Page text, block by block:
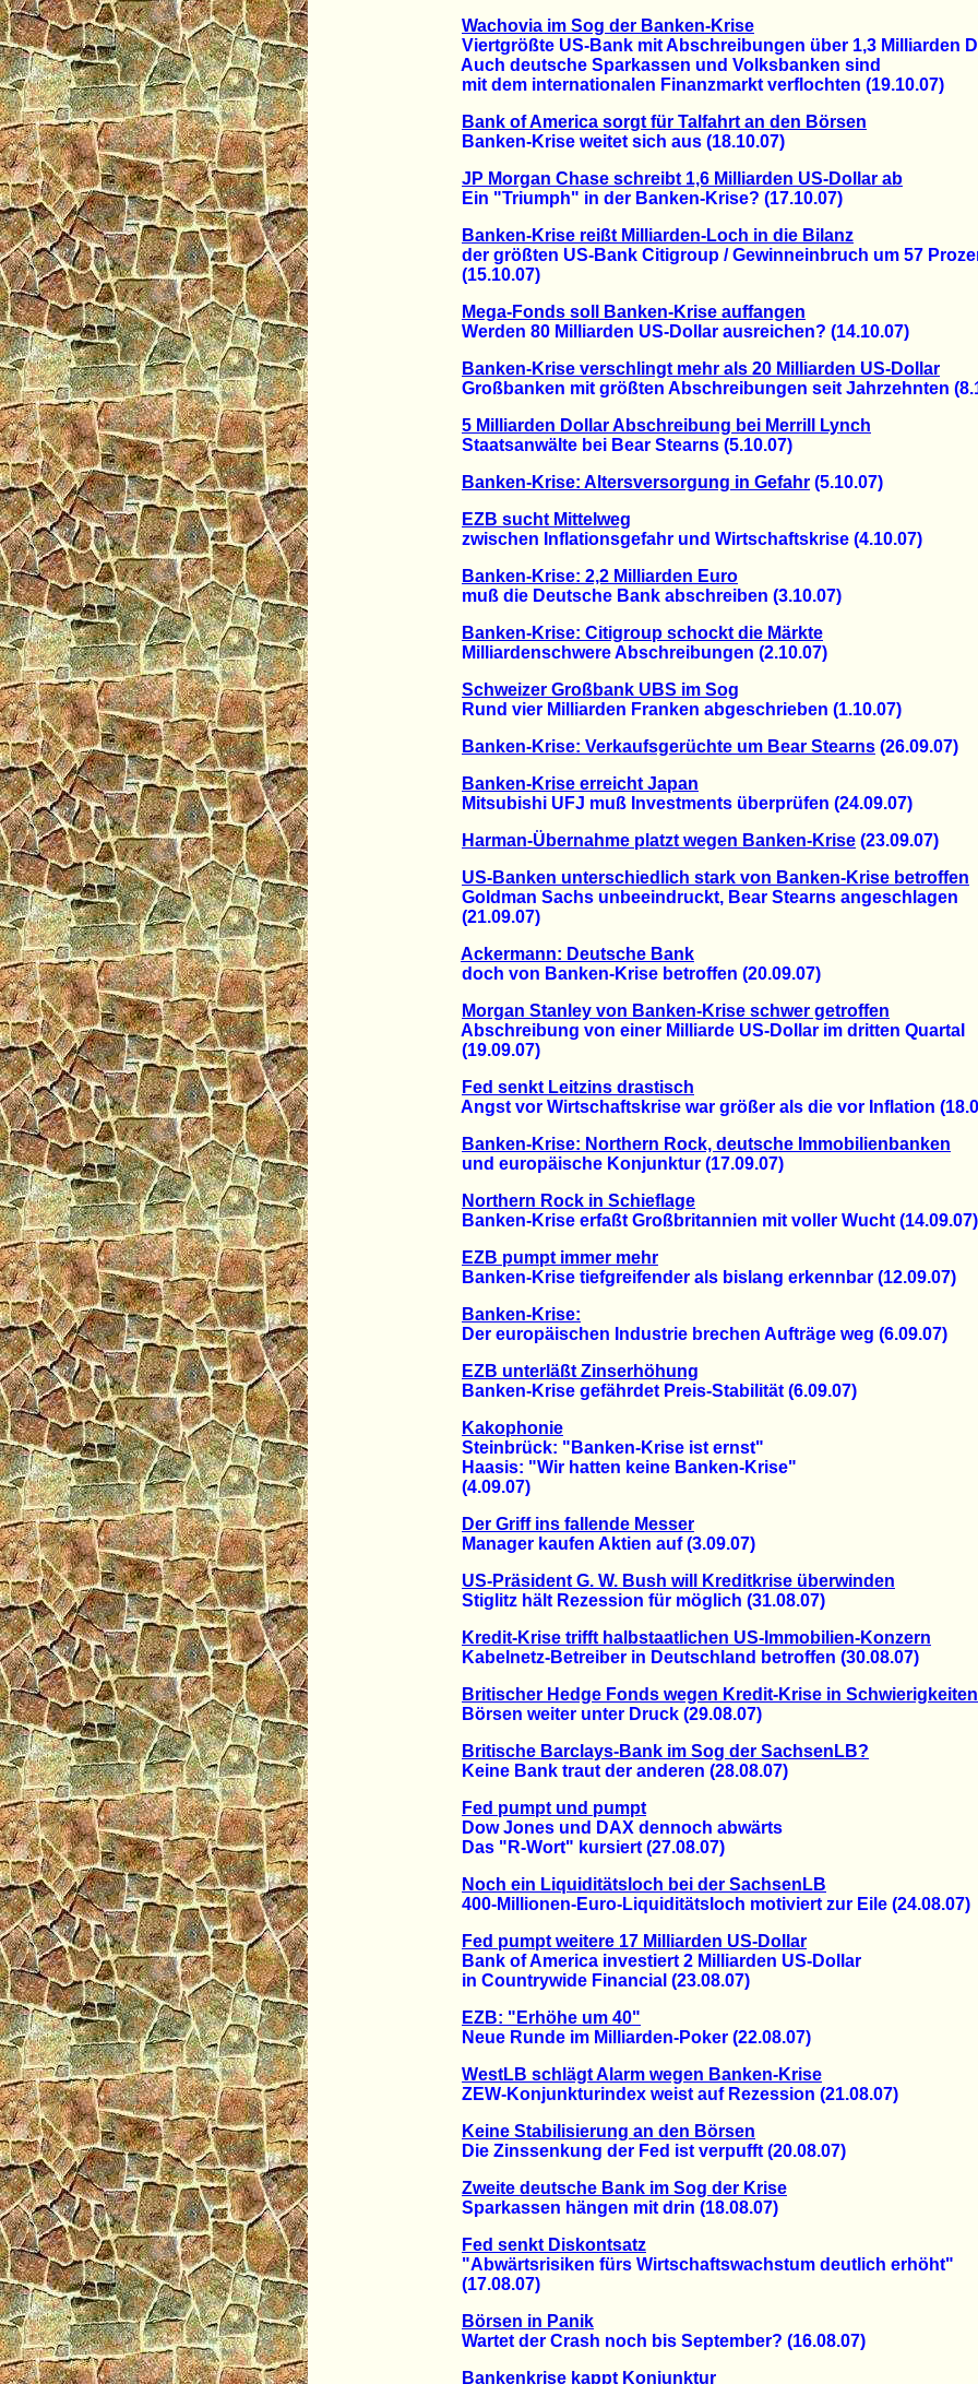
Wachovia im Sog der Banken-Krise
Viertgrößte US-Bank mit Abschreibungen über 1,3 Milliarden
Auch deutsche Sparkassen und Volksbanken sind
mit dem internationalen Finanzmarkt verflochten (19.10.07)
Bank of America sorgt für Talfahrt an den Börsen
Banken-Krise weitet sich aus (18.10.07)
JP Morgan Chase schreibt 1,6 Milliarden US-Dollar ab
Ein "Triumph" in der Banken-Krise? (17.10.07)
Banken-Krise reißt Milliarden-Loch in die Bilanz
der größten US-Bank Citigroup / Gewinneinbruch um 57
(15.10.07)
Mega-Fonds soll Banken-Krise auffangen
Werden 80 Milliarden US-Dollar ausreichen? (14.10.07)
Banken-Krise verschlingt mehr als 20 Milliarden US-Dollar
Großbanken mit größten Abschreibungen seit Jahrzehnten
5 Milliarden Dollar Abschreibung bei Merrill Lynch
Staatsanwälte bei Bear Stearns (5.10.07)
Banken-Krise: Altersversorgung in Gefahr (5.10.07)
EZB sucht Mittelweg
zwischen Inflationsgefahr und Wirtschaftskrise (4.10.07)
Banken-Krise: 2,2 Milliarden Euro
muß die Deutsche Bank abschreiben (3.10.07)
Banken-Krise: Citigroup schockt die Märkte
Milliardenschwere Abschreibungen (2.10.07)
Schweizer Großbank UBS im Sog
Rund vier Milliarden Franken abgeschrieben (1.10.07)
Banken-Krise: Verkaufsgerüchte um Bear Stearns (26.09.07)
Banken-Krise erreicht Japan
Mitsubishi UFJ muß Investments überprüfen (24.09.07)
Harman-Übernahme platzt wegen Banken-Krise (23.09.07)
US-Banken unterschiedlich stark von Banken-Krise betroffen
Goldman Sachs unbeeindruckt, Bear Stearns angeschlagen
(21.09.07)
Ackermann: Deutsche Bank
doch von Banken-Krise betroffen (20.09.07)
Morgan Stanley von Banken-Krise schwer getroffen
Abschreibung von einer Milliarde US-Dollar im dritten Quartal
(19.09.07)
Fed senkt Leitzins drastisch
Angst vor Wirtschaftskrise war größer als die vor Inflation
Banken-Krise: Northern Rock, deutsche Immobilienbanken
und europäische Konjunktur (17.09.07)
Northern Rock in Schieflage
Banken-Krise erfaßt Großbritannien mit voller Wucht (14.09.07)
EZB pumpt immer mehr
Banken-Krise tiefgreifender als bislang erkennbar (12.09.07)
Banken-Krise:
Der europäischen Industrie brechen Aufträge weg (6.09.07)
EZB unterläßt Zinserhöhung
Banken-Krise gefährdet Preis-Stabilität (6.09.07)
Kakophonie
Steinbrück: "Banken-Krise ist ernst"
Haasis: "Wir hatten keine Banken-Krise"
(4.09.07)
Der Griff ins fallende Messer
Manager kaufen Aktien auf (3.09.07)
US-Präsident G. W. Bush will Kreditkrise überwinden
Stiglitz hält Rezession für möglich (31.08.07)
Kredit-Krise trifft halbstaatlichen US-Immobilien-Konzern
Kabelnetz-Betreiber in Deutschland betroffen (30.08.07)
Britischer Hedge Fonds wegen Kredit-Krise in Schwierigkeiten
Börsen weiter unter Druck (29.08.07)
Britische Barclays-Bank im Sog der SachsenLB?
Keine Bank traut der anderen (28.08.07)
Fed pumpt und pumpt
Dow Jones und DAX dennoch abwärts
Das "R-Wort" kursiert (27.08.07)
Noch ein Liquiditätsloch bei der SachsenLB
400-Millionen-Euro-Liquiditätsloch motiviert zur Eile (24.08.07)
Fed pumpt weitere 17 Milliarden US-Dollar
Bank of America investiert 2 Milliarden US-Dollar
in Countrywide Financial (23.08.07)
EZB: "Erhöhe um 40"
Neue Runde im Milliarden-Poker (22.08.07)
WestLB schlägt Alarm wegen Banken-Krise
ZEW-Konjunkturindex weist auf Rezession (21.08.07)
Keine Stabilisierung an den Börsen
Die Zinssenkung der Fed ist verpufft (20.08.07)
Zweite deutsche Bank im Sog der Krise
Sparkassen hängen mit drin (18.08.07)
Fed senkt Diskontsatz
"Abwärtsrisiken fürs Wirtschaftswachstum deutlich erhöht"
(17.08.07)
Börsen in Panik
Wartet der Crash noch bis September? (16.08.07)
Bankenkrise kappt Konjunktur